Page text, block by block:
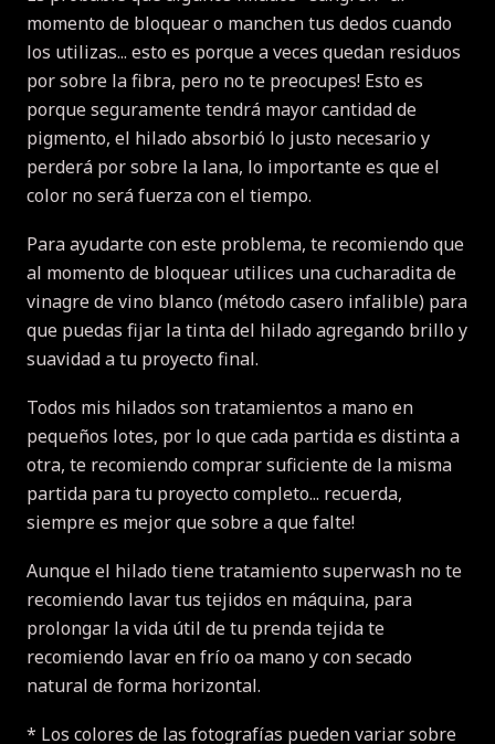
momento de bloquear o manchen tus dedos cuando
los utilizas... esto es porque a veces quedan residuos
por sobre la fibra, pero no te preocupes! Esto es
porque seguramente tendrá mayor cantidad de
pigmento, el hilado absorbió lo justo necesario y
perderá por sobre la lana, lo importante es que el
color no será fuerza con el tiempo.
Para ayudarte con este problema, te recomiendo que
al momento de bloquear utilices una cucharadita de
vinagre de vino blanco (método casero infalible) para
que puedas fijar la tinta del hilado agregando brillo y
suavidad a tu proyecto final.
Todos mis hilados son tratamientos a mano en
pequeños lotes, por lo que cada partida es distinta a
otra, te recomiendo comprar suficiente de la misma
partida para tu proyecto completo... recuerda,
siempre es mejor que sobre a que falte!
Aunque el hilado tiene tratamiento superwash no te
recomiendo lavar tus tejidos en máquina, para
prolongar la vida útil de tu prenda tejida te
recomiendo lavar en frío oa mano y con secado
natural de forma horizontal.
* Los colores de las fotografías pueden variar sobre